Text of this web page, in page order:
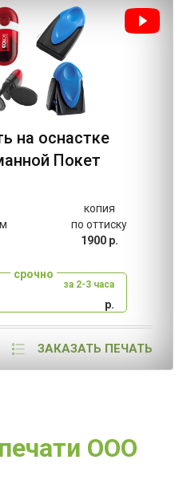
на оснастке
Покет
копия
по оттиску
1900 р.
срочно
за 2-3 часа
р.
ЗАКАЗАТЬ ПЕЧАТЬ
печати ООО